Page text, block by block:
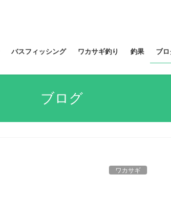
バスフィッシング ワカサギ釣り 釣果 ブロ
ブログ
ワカサギ